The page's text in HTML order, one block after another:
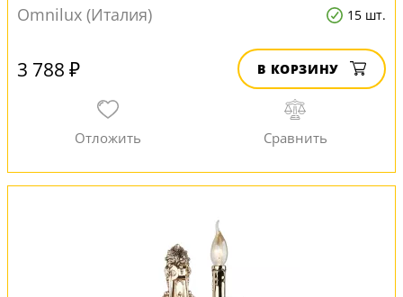
Omnilux (Италия) 15 шт.
3 788 ₽ В КОРЗИНУ